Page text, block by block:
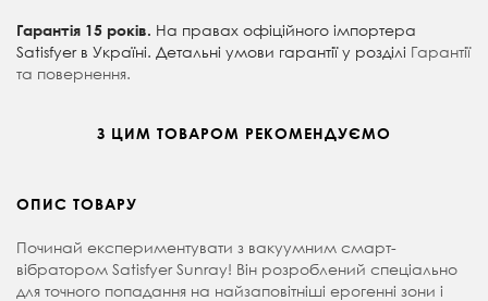
Гарантія 15 років. На правах офіційного імпортера
Satisfyer в Україні. Детальні умови гарантії у розділі Гарантії
та повернення.
З ЦИМ ТОВАРОМ РЕКОМЕНДУЄМО
ОПИС ТОВАРУ
Починай експериментувати з вакуумним смарт-
вібратором Satisfyer Sunray! Він розроблений спеціально
для точного попадання на найзаповітніші ерогенні зони і